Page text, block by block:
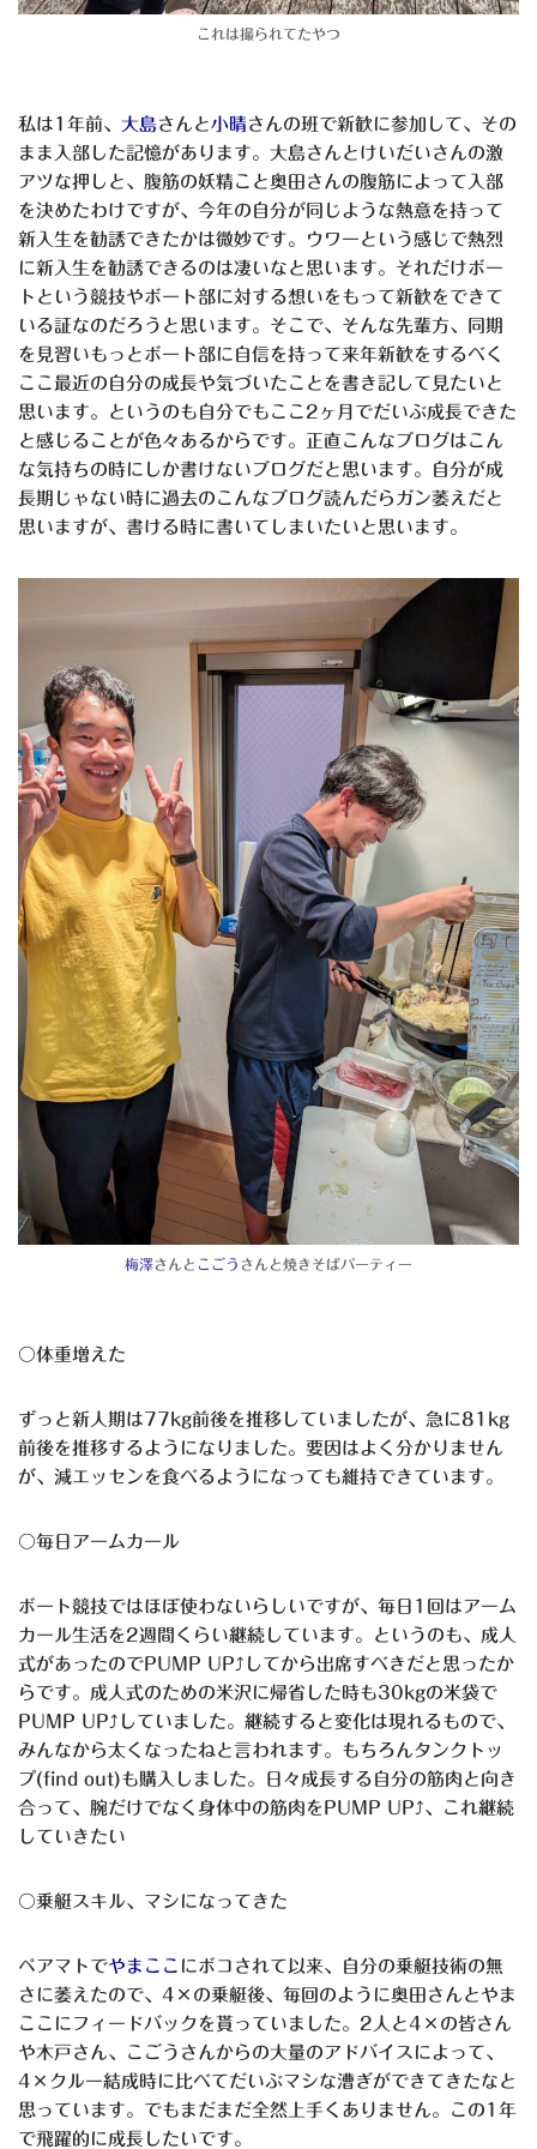
これは撮られてたやつ
私は1年前、 大島さんと小晴さんの班で新歓に参加して、その
まま入部した記憶があります。大島さんとけいだいさんの激
アツな押しと、腹筋の妖精こと奥田さんの腹筋によって入部
を決めたわけですが、今年の自分が同じような熱意を持って
新入生を勧誘できたかは微妙です。ウワーという感じで熱烈
に新入生を勧誘できるのは凄いなと思います。それだけボー
トという競技やボート部に対する想いをもって新歓をできて
いる証なのだろうと思います。そこで、そんな先輩方、同期
を見習いもっとボート部に自信を持って来年新歓をするべく
ここ最近の自分の成長や気づいたことを書き記して見たいと
思います。というのも自分でもここ2ヶ月でだいぶ成長できた
と感じることが色々あるからです。正直こんなブログはこん
な気持ちの時にしか書けないブログだと思います。自分が成
長期じゃない時に過去のこんなブログ読んだらガン萎えだと
思いますが、書ける時に書いてしまいたいと思います。
梅澤さんと こごう さんと焼きそばパーティー
〇体重増えた
ずっと新人期は77kg前後を推移していましたが、急に81kg
前後を推移するようになりました。要因はよく分かりません
が、減エッセンを食べるようになっても維持できています。
〇毎日アームカール
ボート競技ではほぼ使わないらしいですが、毎日1回はアーム
カール生活を2週間くらい継続しています。というのも、成人
式があったのでPUMP UP⤴してから出席すべきだと思ったか
らです。成人式のための米沢に帰省した時も30kgの米袋で
PUMP UP⤴していました。継続すると変化は現れるもので、
みんなから太くなったねと言われます。もちろんタンクトッ
プ(find out)も購入しました。日々成長する自分の筋肉と向き
合って、腕だけでなく身体中の筋肉をPUMP UP⤴、これ継続
していきたい
〇乗艇スキル、マシになってきた
ペアマトでやまここ にボコされて以来、自分の乗艇技術の無
さに萎えたので、4×の乗艇後、毎回のように奥田さんとやま
ここにフィードバックを貰っていました。2人と4×の皆さん
や木戸さん、こごうさんからの大量のアドバイスによって、
4×クルー結成時に比べてだいぶマシな漕ぎができてきたなと
思っています。でもまだまだ全然上手くありません。この1年
で飛躍的に成長したいです。